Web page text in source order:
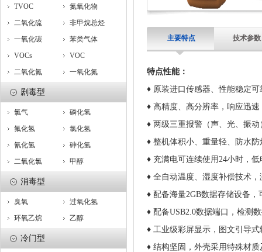
TVOC
氮氧化物
二氧化硫
非甲烷总烃
一氧化碳
苯类气体
VOCs
VOC
二氧化氮
一氧化氮
剧毒型
氯气
磷化氢
氟化氢
氯化氢
氰化氢
砷化氢
二氧化氯
甲醇
消毒型
臭氧
过氧化氢
环氧乙烷
乙醇
冷门型
主要特点 技术参数
特点性能：
♦ 原装进口传感器、性能稳定可
♦ 高精度、高分辨率，响应迅速
♦ 两级三重报警（声、光、振
♦ 整机体积小、重量轻、防水防
♦ 充满电可连续使用24小时，
♦ 全自动温度、湿度补偿技术
♦ 配备海量2GB数据存储设备
♦ 配备USB2.0数据端口，检测
♦ 工业级彩屏显示，图文引导
♦ 结构坚固，外壳采用特殊材